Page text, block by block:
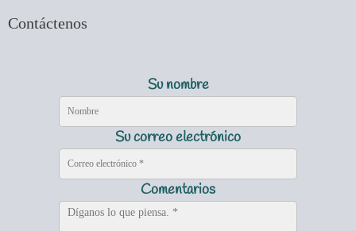
Contáctenos
Su nombre
Su correo electrónico
Comentarios